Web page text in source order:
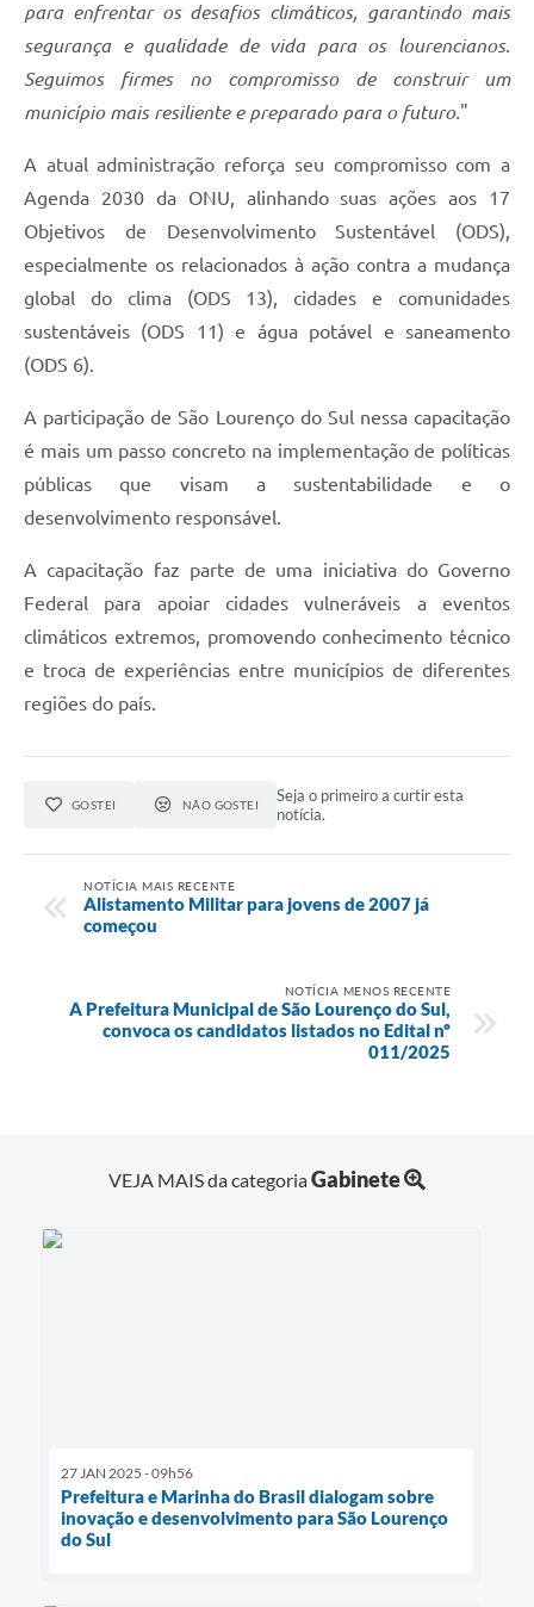
para enfrentar os desafios climáticos, garantindo mais
segurança e qualidade de vida para os lourencianos.
Seguimos firmes no compromisso de construir um
município mais resiliente e preparado para o futuro."
A atual administração reforça seu compromisso com a
Agenda 2030 da ONU, alinhando suas ações aos 17
Objetivos de Desenvolvimento Sustentável (ODS),
especialmente os relacionados à ação contra a mudança
global do clima (ODS 13), cidades e comunidades
sustentáveis (ODS 11) e água potável e saneamento
(ODS 6).
A participação de São Lourenço do Sul nessa capacitação
é mais um passo concreto na implementação de políticas
públicas que visam a sustentabilidade e o
desenvolvimento responsável.
A capacitação faz parte de uma iniciativa do Governo
Federal para apoiar cidades vulneráveis a eventos
climáticos extremos, promovendo conhecimento técnico
e troca de experiências entre municípios de diferentes
regiões do país.
GOSTEI NÃO GOSTEI
Seja o primeiro a curtir esta
notícia.
NOTÍCIA MAIS RECENTE
Alistamento Militar para jovens de 2007 já
começou
NOTÍCIA MENOS RECENTE
A Prefeitura Municipal de São Lourenço do Sul,
convoca os candidatos listados no Edital nº
011/2025
VEJA MAIS da categoriaGabinete
27 JAN 2025 - 09h56
Prefeitura e Marinha do Brasil dialogam sobre
inovação e desenvolvimento para São Lourenço
do Sul